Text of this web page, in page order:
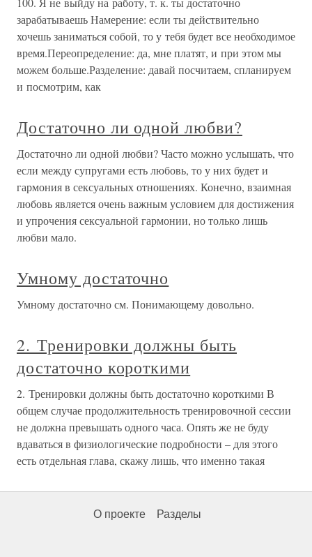
зарабатываешь Намерение: если ты действительно
хочешь заниматься собой, то у тебя будет все необходимое
время.Переопределение: да, мне платят, и при этом мы
можем больше.Разделение: давай посчитаем, спланируем
и посмотрим, как
Достаточно ли одной любви?
Достаточно ли одной любви? Часто можно услышать, что
если между супругами есть любовь, то у них будет и
гармония в сексуальных отношениях. Конечно, взаимная
любовь является очень важным условием для достижения
и упрочения сексуальной гармонии, но только лишь
любви мало.
Умному достаточно
Умному достаточно см. Понимающему довольно.
2. Тренировки должны быть
достаточно короткими
2. Тренировки должны быть достаточно короткими В
общем случае продолжительность тренировочной сессии
не должна превышать одного часа. Опять же не буду
вдаваться в физиологические подробности – для этого
есть отдельная глава, скажу лишь, что именно такая
О проекте Разделы